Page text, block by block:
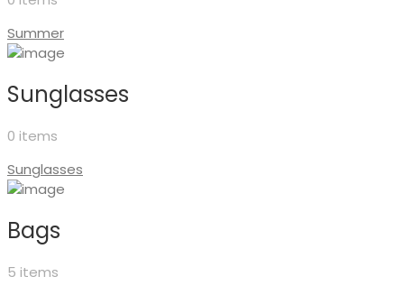
Summer
Sunglasses
0 items
Sunglasses
Bags
5 items